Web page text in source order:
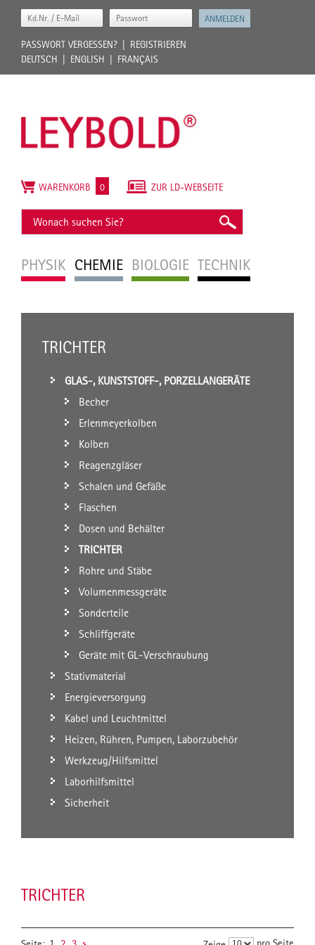
PASSWORT VERGESSEN?
REGISTRIEREN
DEUTSCH
ENGLISH FRANÇAIS
PHYSIK CHEMIE BIOLOGIE TECHNIK
ZUR LD-WEBSEITE
WARENKORB 0
TRICHTER
GLAS-, KUNSTSTOFF-, PORZELLANGERÄTE
Becher
Erlenmeyerkolben
Kolben
Reagenzgläser
Schalen und Gefäße
Flaschen
Dosen und Behälter
TRICHTER
Rohre und Stäbe
Volumenmessgeräte
Sonderteile
Schliffgeräte
Geräte mit GL-Verschraubung
Stativmaterial
Energieversorgung
Kabel und Leuchtmittel
Heizen, Rühren, Pumpen, Laborzubehör
Werkzeug/Hilfsmittel
Laborhilfsmittel
Sicherheit
TRICHTER